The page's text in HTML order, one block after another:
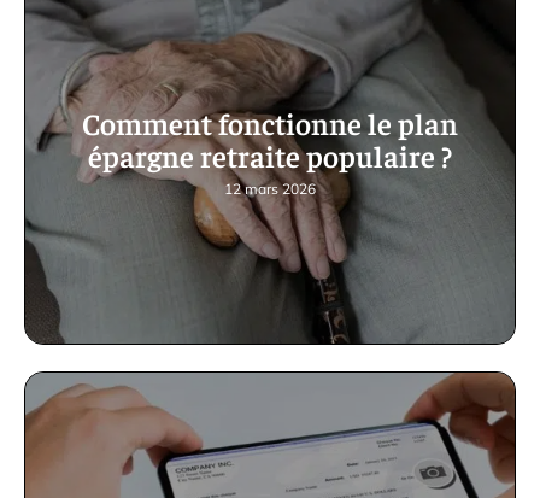
Comment fonctionne le plan
épargne retraite populaire ?
12 mars 2026